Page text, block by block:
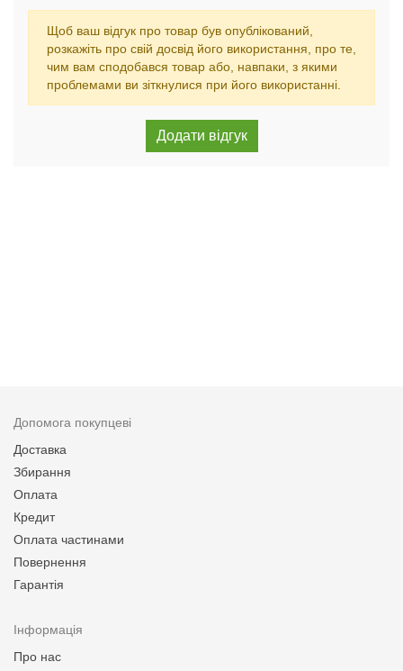
Щоб ваш відгук про товар був опублікований,
розкажіть про свій досвід його використання, про те,
чим вам сподобався товар або, навпаки, з якими
проблемами ви зіткнулися при його використанні.
Допомога покупцеві
Доставка
Збирання
Оплата
Кредит
Оплата частинами
Повернення
Гарантія
Інформація
Про нас